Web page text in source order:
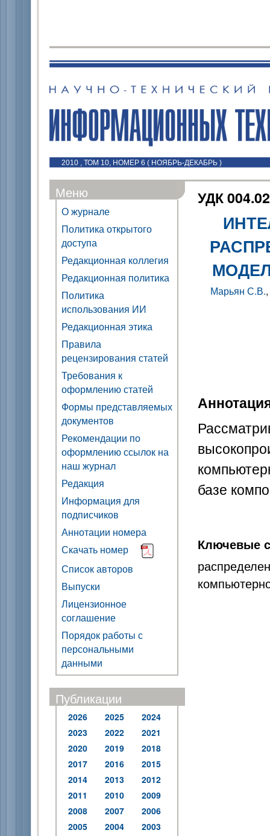
2010 , ТОМ 10, НОМЕР 6 ( НОЯБРЬ-ДЕКАБРЬ )
Меню
О журнале
Политика открытого
доступа
Редакционная коллегия
Редакционная политика
Политика
использования ИИ
Редакционная этика
Правила
рецензирования статей
Требования к
оформлению статей
Формы представляемых
документов
Рекомендации по
оформлению ссылок на
наш журнал
Редакция
Информация для
подписчиков
Аннотации номера
Скачать номер
Список авторов
Выпуски
Лицензионное
соглашение
Порядок работы с
персональными
данными
Публикации
2026 2025
2024
2023
2022
2021
2020
2019
2018
2017
2016
2015
2014
2013
2012
2011
2010
2009
2008
2007
2006
2005
2004
2003
УДК
Марьян С.В.,
базе
Ключевые